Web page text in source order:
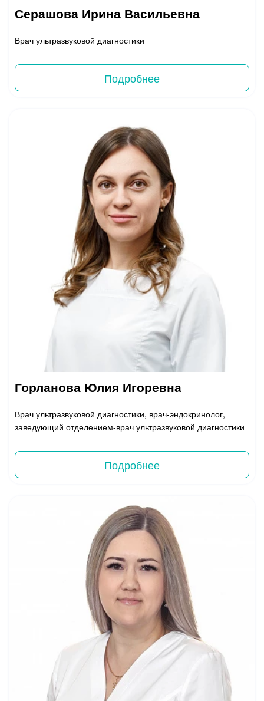
Серашова Ирина Васильевна
Врач ультразвуковой диагностики
Подробнее
Горланова Юлия Игоревна
Врач ультразвуковой диагностики, врач-эндокринолог,
заведующий отделением-врач ультразвуковой диагностики
Подробнее